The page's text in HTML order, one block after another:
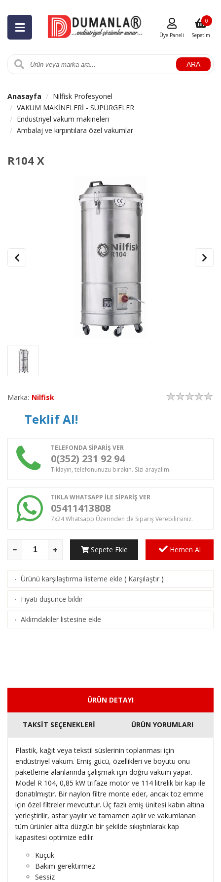
ARA
Üye Paneli Sepetim
0
Anasayfa
Nilfisk Profesyonel
VAKUM MAKİNELERİ - SÜPÜRGELER
Endüstriyel vakum makineleri
Ambalaj ve kırpıntılara özel vakumlar
R104 X
Marka: Nilfisk
Teklif Al!
TELEFONDA SİPARİŞ VER
0(352) 231 92 94
Tıklayın, telefonunuzu bırakın. Sizi arayalım.
TIKLA WHATSAPP İLE SİPARİŞ VER
05411413808
7x24 Whatsapp Üzerinden de Sipariş Verebilirsiniz.
Sepete Ekle Hemen Al
· Ürünü karşılaştırma listeme ekle ( Karşılaştır )
· Fiyatı düşünce bildir
· Aklımdakiler listesine ekle
ÜRÜN DETAYI
TAKSİT SEÇENEKLERİ ÜRÜN YORUMLARI
Plastik, kağıt veya tekstil süslerinin toplanması için
endüstriyel vakum. Emiş gücü, özellikleri ve boyutu onu
paketleme alanlarında çalışmak için doğru vakum yapar.
Model R 104, 0,85 kW trifaze motor ve 114 litrelik bir kap ile
donatılmıştır. Bir naylon filtre monte eder, ancak toz emme
için özel filtreler mevcuttur. Üç fazlı emiş ünitesi kabın altına
yerleştirilir, astar yayılır ve tamamen açılır ve vakumlanan
tüm ürünler altta düzgün bir şekilde sıkıştırılarak kap
kapasitesi optimize edilir.
Küçük
Bakım gerektirmez
Sessiz